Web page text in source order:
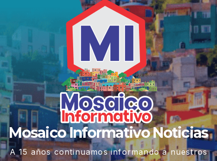
Mosaico Informativo Noticias
A 15 años continuamos informando a nuestros